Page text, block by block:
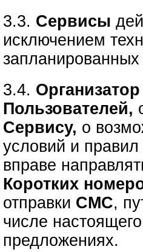
3.3. Сервисы
исключением
3.4.
Пользователей,
Сервису, о
условий и правил
вправе
Коротких
отправки СМС,
числе
предложениях.